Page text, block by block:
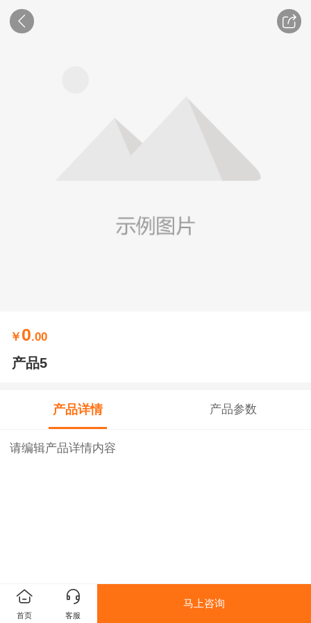
￥ 0.00
产品5
产品详情 产品参数
请编辑产品详情内容
首页 客服
马上咨询